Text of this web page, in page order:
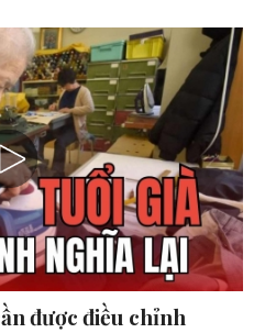
được điều chỉnh